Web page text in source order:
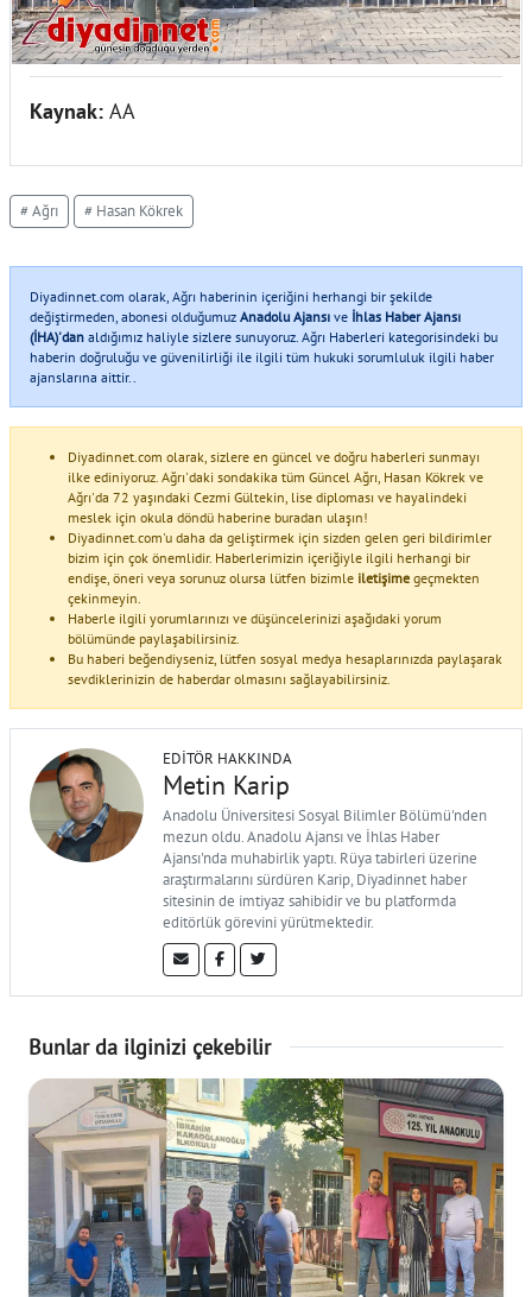
Kaynak: AA
# Ağrı # Hasan Kökrek
Diyadinnet.com olarak, Ağrı haberinin içeriğini herhangi bir şekilde
değiştirmeden, abonesi olduğumuz Anadolu Ajansı ve İhlas Haber Ajansı
(İHA)'dan aldığımız haliyle sizlere sunuyoruz. Ağrı Haberleri kategorisindeki bu
haberin doğruluğu ve güvenilirliği ile ilgili tüm hukuki sorumluluk ilgili haber
ajanslarına aittir..
Diyadinnet.com olarak, sizlere en güncel ve doğru haberleri sunmayı
ilke ediniyoruz. Ağrı'daki sondakika tüm Güncel Ağrı, Hasan Kökrek ve
Ağrı'da 72 yaşındaki Cezmi Gültekin, lise diploması ve hayalindeki
meslek için okula döndü haberine buradan ulaşın!
Diyadinnet.com'u daha da geliştirmek için sizden gelen geri bildirimler
bizim için çok önemlidir. Haberlerimizin içeriğiyle ilgili herhangi bir
endişe, öneri veya sorunuz olursa lütfen bizimle iletişime geçmekten
çekinmeyin.
Haberle ilgili yorumlarınızı ve düşüncelerinizi aşağıdaki yorum
bölümünde paylaşabilirsiniz.
Bu haberi beğendiyseniz, lütfen sosyal medya hesaplarınızda paylaşarak
sevdiklerinizin de haberdar olmasını sağlayabilirsiniz.
EDITÖR HAKKINDA
Metin Karip
Anadolu Üniversitesi Sosyal Bilimler Bölümü'nden
mezun oldu. Anadolu Ajansı ve İhlas Haber
Ajansı'nda muhabirlik yaptı. Rüya tabirleri üzerine
araştırmalarını sürdüren Karip, Diyadinnet haber
sitesinin de imtiyaz sahibidir ve bu platformda
editörlük görevini yürütmektedir.
Bunlar da ilginizi çekebilir